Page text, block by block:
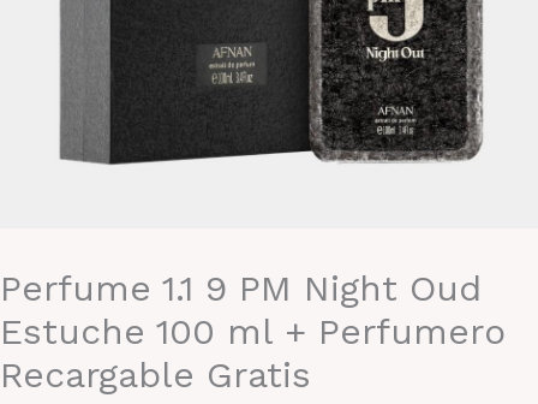
Perfume 1.1 9 PM Night Oud
Estuche 100 ml + Perfumero
Recargable Gratis